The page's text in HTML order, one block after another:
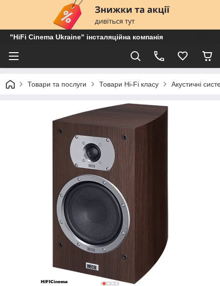
"HiFi Cinema Ukraine" інсталяційна компанія
Товари та послуги Товари Hi-Fi класу Акустичні